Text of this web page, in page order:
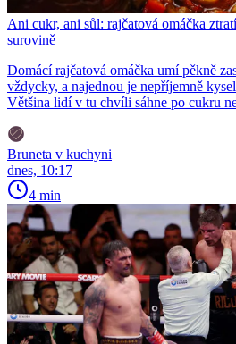
Ani cukr, ani sůl: rajčatová omáčka
surovině
Domácí rajčatová omáčka umí pěkně
vždycky, a najednou je nepříjemně
Většina lidí v tu chvíli sáhne po cukru
Bruneta v kuchyni
dnes, 10:17
4 min